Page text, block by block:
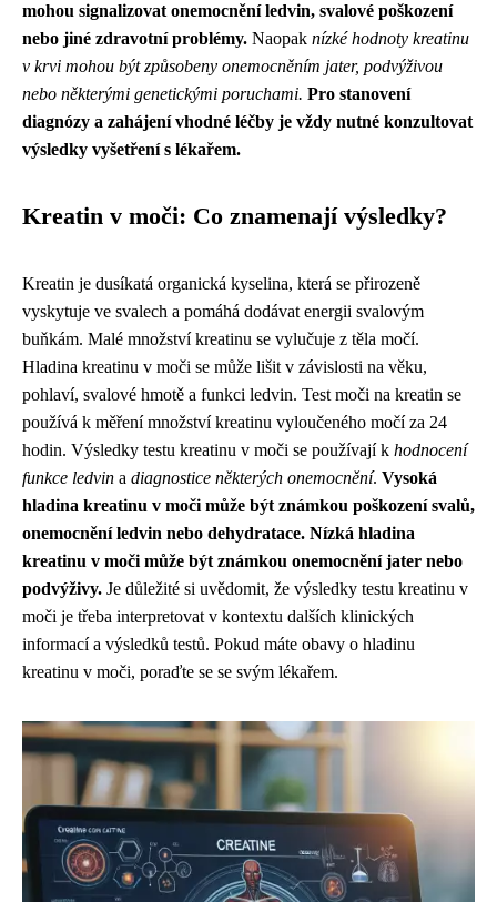
mohou signalizovat onemocnění ledvin, svalové poškození
nebo jiné zdravotní problémy. Naopak nízké hodnoty kreatinu
v krvi mohou být způsobeny onemocněním jater, podvýživou
nebo některými genetickými poruchami. Pro stanovení
diagnózy a zahájení vhodné léčby je vždy nutné konzultovat
výsledky vyšetření s lékařem.
Kreatin v moči: Co znamenají výsledky?
Kreatin je dusíkatá organická kyselina, která se přirozeně
vyskytuje ve svalech a pomáhá dodávat energii svalovým
buňkám. Malé množství kreatinu se vylučuje z těla močí.
Hladina kreatinu v moči se může lišit v závislosti na věku,
pohlaví, svalové hmotě a funkci ledvin. Test moči na kreatin se
používá k měření množství kreatinu vyloučeného močí za 24
hodin. Výsledky testu kreatinu v moči se používají k hodnocení
funkce ledvin a diagnostice některých onemocnění. Vysoká
hladina kreatinu v moči může být známkou poškození svalů,
onemocnění ledvin nebo dehydratace. Nízká hladina
kreatinu v moči může být známkou onemocnění jater nebo
podvýživy. Je důležité si uvědomit, že výsledky testu kreatinu v
moči je třeba interpretovat v kontextu dalších klinických
informací a výsledků testů. Pokud máte obavy o hladinu
kreatinu v moči, poraďte se se svým lékařem.